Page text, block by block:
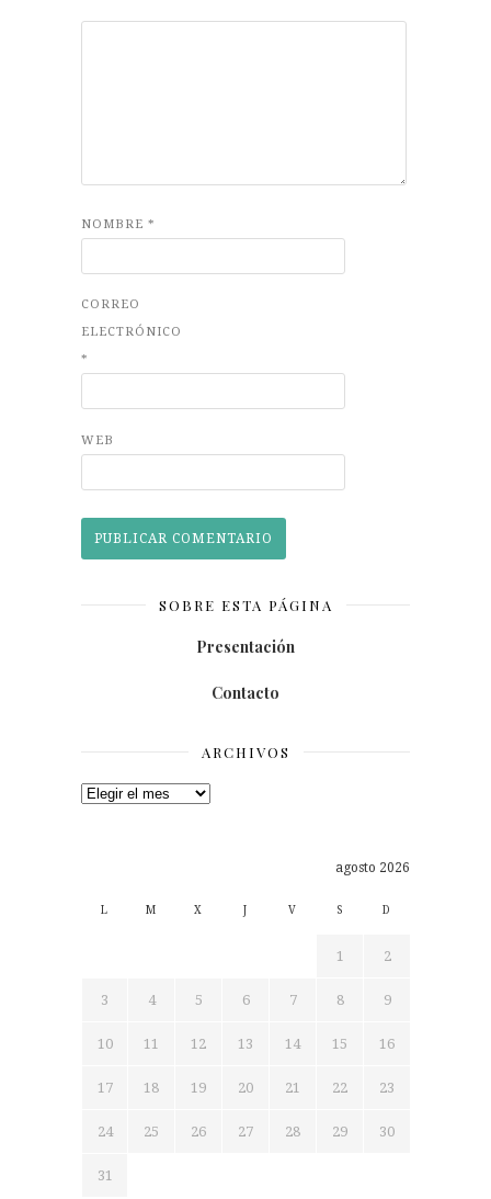
NOMBRE *
CORREO
ELECTRÓNICO
*
WEB
SOBRE ESTA PÁGINA
Presentación
Contacto
ARCHIVOS
Archivos
agosto 2026
L M X J V S D
1 2
3 4 5 6 7 8 9
10 11 12 13 14 15 16
17 18 19 20 21 22 23
24 25 26 27 28 29 30
31